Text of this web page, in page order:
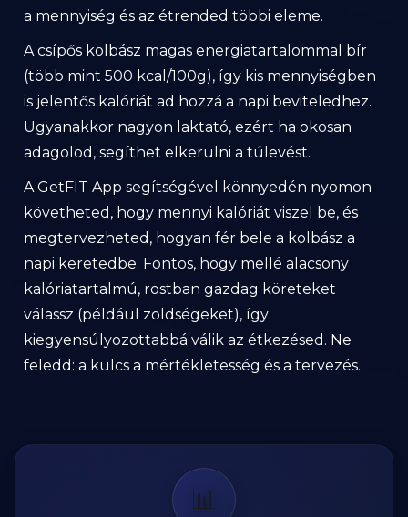
a mennyiség és az étrended többi eleme.
A csípős kolbász magas energiatartalommal bír
(több mint 500 kcal/100g), így kis mennyiségben
is jelentős kalóriát ad hozzá a napi beviteledhez.
Ugyanakkor nagyon laktató, ezért ha okosan
adagolod, segíthet elkerülni a túlevést.
A GetFIT App segítségével könnyedén nyomon
követheted, hogy mennyi kalóriát viszel be, és
megtervezheted, hogyan fér bele a kolbász a
napi keretedbe. Fontos, hogy mellé alacsony
kalóriatartalmú, rostban gazdag köreteket
válassz (például zöldségeket), így
kiegyensúlyozottabbá válik az étkezésed. Ne
feledd: a kulcs a mértékletesség és a tervezés.
📊